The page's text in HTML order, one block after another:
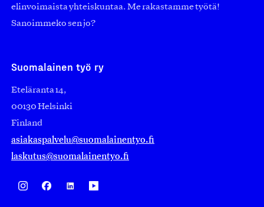
elinvoimaista yhteiskuntaa. Me rakastamme työtä!
Sanoimmeko sen jo?
Suomalainen työ ry
Eteläranta 14,
00130 Helsinki
Finland
asiakaspalvelu@suomalainentyo.fi
laskutus@suomalainentyo.fi